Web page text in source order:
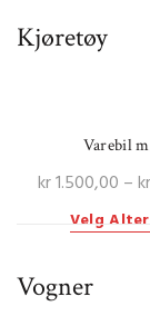
Kjøretøy
Varebil
kr1.500,00 –kr
Velg
Vogner